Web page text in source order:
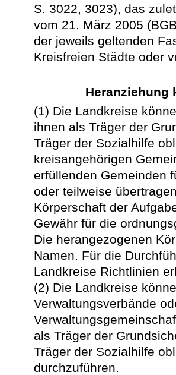
S. 3022, 3023), das
vom 21. März 2005
der jeweils geltenden
Kreisfreien Städte oder
Heranziehung
(1) Die Landkreise
ihnen als Träger der
Träger der Sozialhilfe
kreisangehörigen
erfüllenden Gemeinden
oder teilweise
Körperschaft der
Gewähr für die
Die herangezogenen
Namen. Für die
Landkreise Richtlinien
(2) Die Landkreise
Verwaltungsverbände
als Träger der
Träger der Sozialhilfe
durchzuführen.